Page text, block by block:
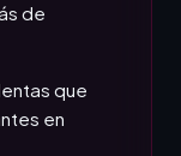
de
que
en